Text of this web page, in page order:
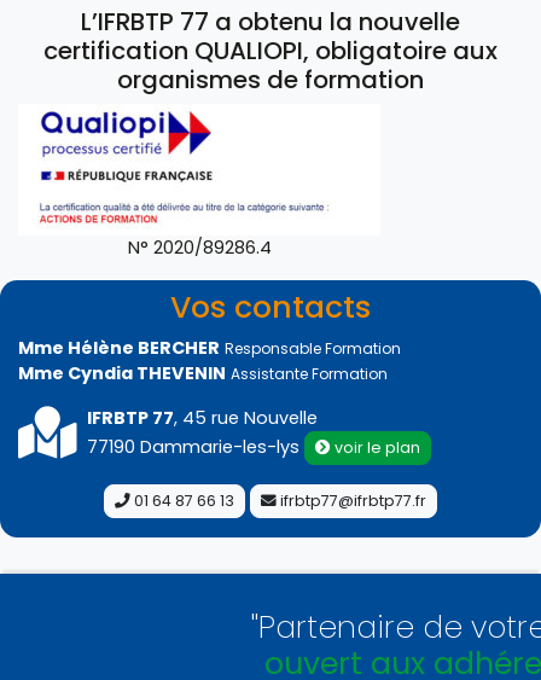
L’IFRBTP 77 a obtenu la nouvelle
certification QUALIOPI, obligatoire aux
organismes de formation
N° 2020/89286.4
Vos contacts
Mme Hélène BERCHER Responsable Formation
Mme Cyndia THEVENIN Assistante Formation
IFRBTP 77, 45 rue Nouvelle
77190 Dammarie-les-lys
voir le plan
01 64 87 66 13 ifrbtp77@ifrbtp77.fr
"Partenaire de
ouvert aux